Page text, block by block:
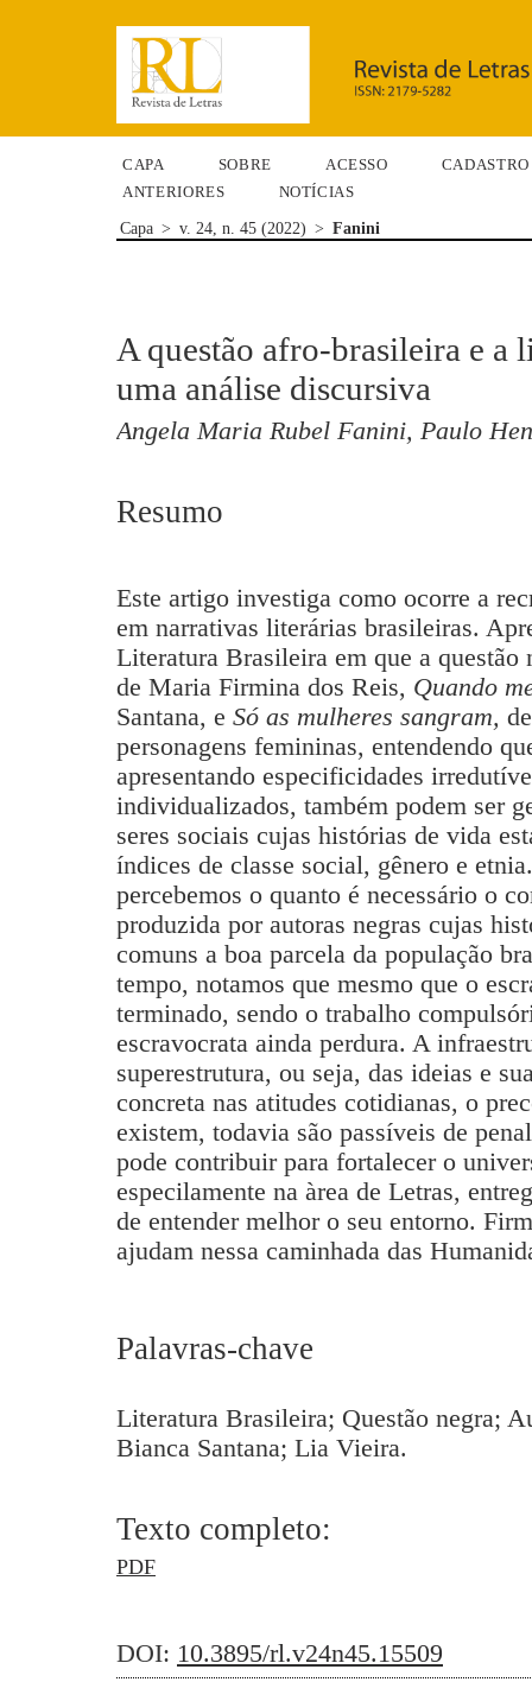
CAPA SOBRE ACESSO
CADASTRO
ANTERIORES
NOTÍCIAS
Capa > v. 24, n. 45 (2022) > Fanini
A questão afro-brasileira e a
uma análise discursiva
Angela Maria Rubel Fanini, Paulo
Resumo
Este artigo investiga como ocorre a
em narrativas literárias brasileiras.
Literatura Brasileira em que a questão
de Maria Firmina dos Reis, Quando
Santana, e Só as mulheres sangram,
personagens femininas, entendendo
apresentando especificidades
individualizados, também podem ser
seres sociais cujas histórias de vida
índices de classe social, gênero e
percebemos o quanto é necessário o
produzida por autoras negras cujas
comuns a boa parcela da população
tempo, notamos que mesmo que o
terminado, sendo o trabalho
escravocrata ainda perdura. A
superestrutura, ou seja, das ideias e
concreta nas atitudes cotidianas, o
existem, todavia são passíveis de
pode contribuir para fortalecer o
especilamente na àrea de Letras,
de entender melhor o seu entorno.
ajudam nessa caminhada das
Palavras-chave
Literatura Brasileira; Questão negra;
Bianca Santana; Lia Vieira.
Texto completo:
PDF
DOI: 10.3895/rl.v24n45.15509